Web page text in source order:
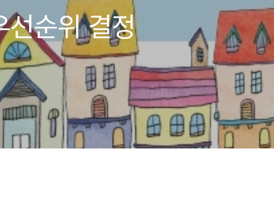
선순위 결정